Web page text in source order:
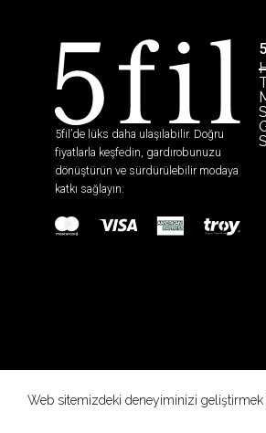
5fil’de lüks daha ulaşılabilir. Doğru
fiyatlarla keşfedin, gardırobunuzu
dönüştürün ve sürdürülebilir modaya
katkı sağlayın.
Web sitemizdeki deneyiminizi geliştirmek